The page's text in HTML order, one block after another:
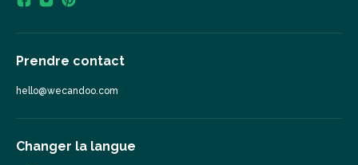
Prendre contact
hello@wecandoo.com
Changer la langue